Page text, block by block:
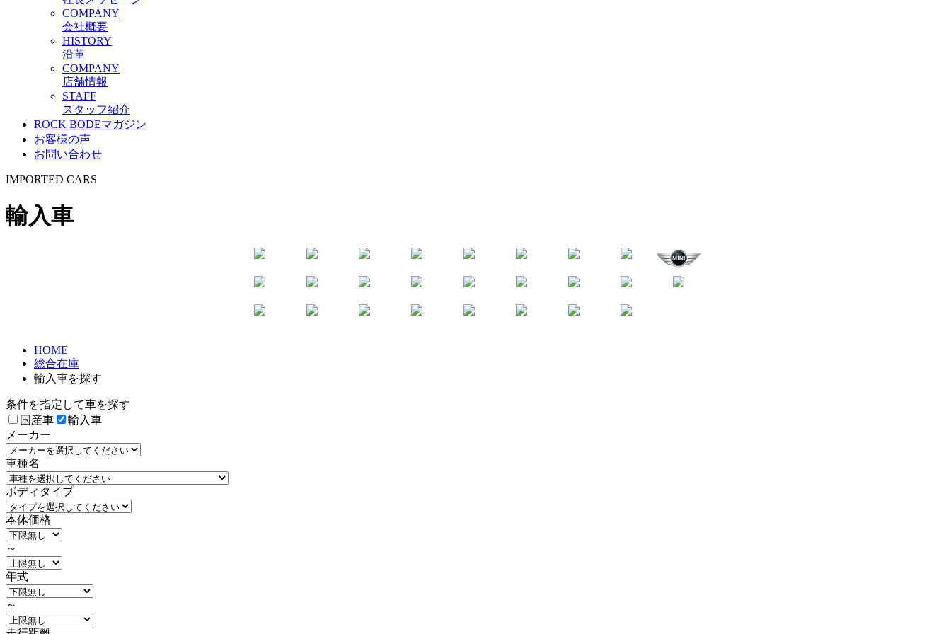
COMPANY
会社概要
HISTORY
沿革
COMPANY
店舗情報
STAFF
スタッフ紹介
ROCK BODEマガジン
お客様の声
お問い合わせ
IMPORTED CARS
輸入車
HOME
総合在庫
輸入車を探す
条件を指定して車を探す
国産車
輸入車
メーカー
車種名
ボディタイプ
本体価格
～
年式
～